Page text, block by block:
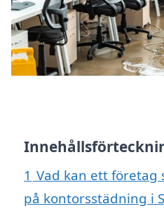
1 Vad kan ett företag
på kontorsstädning i